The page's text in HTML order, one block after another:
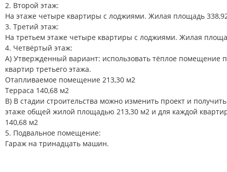
2. Второй этаж:
На этаже четыре квартиры с лоджиями. Жилая площадь
3. Третий этаж:
На третьем этаже четыре квартиры с лоджиями. Жилая
4. Четвёртый этаж:
А) Утвержденный вариант: использовать тёплое помещение
квартир третьего этажа.
Отапливаемое помещение 213,30 м2
Терраса 140,68 м2
В) В стадии строительства можно изменить проект и
этаже общей жилой площадью 213,30 м2 и для каждой
140,68 м2
5. Подвальное помещение:
Гараж на тринадцать машин.